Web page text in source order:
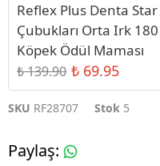
Reflex Plus Denta
Çubukları Orta Irk
Köpek Ödül Maması
₺ 139.90 ₺ 69.95
SKU RF28707 Stok 5
Paylaş: